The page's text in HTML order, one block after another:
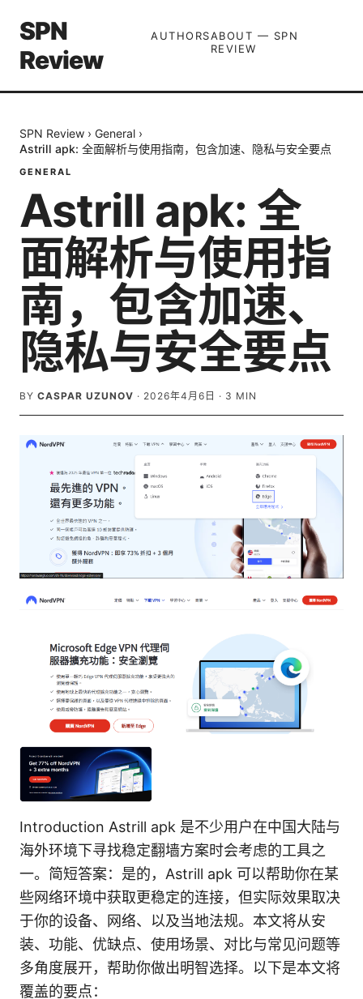
SPN
Review
AUTHORSABOUT — SPN
REVIEW
SPN Review › General ›
Astrill apk: 全面解析与使用指南，包含加速、隐私与安全要点
GENERAL
Astrill apk: 全
面解析与使用指
南，包含加速、
隐私与安全要点
BY CASPAR UZUNOV · 2026年4月6日 · 3 MIN
Introduction Astrill apk 是不少用户在中国大陆与
海外环境下寻找稳定翻墙方案时会考虑的工具之
一。简短答案：是的，Astrill apk 可以帮助你在某
些网络环境中获取更稳定的连接，但实际效果取决
于你的设备、网络、以及当地法规。本文将从安
装、功能、优缺点、使用场景、对比与常见问题等
多角度展开，帮助你做出明智选择。以下是本文将
覆盖的要点：